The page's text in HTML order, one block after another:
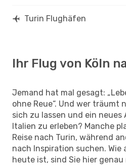
Turin Flughäfen
Ihr Flug von Köln
Jemand hat mal gesagt:
ohne Reue“. Und wer träumt
sich zu lassen und ein
Italien zu erleben? Manche
Reise nach Turin, während
nach Inspiration suchen. Wie
heute ist, sind Sie hier